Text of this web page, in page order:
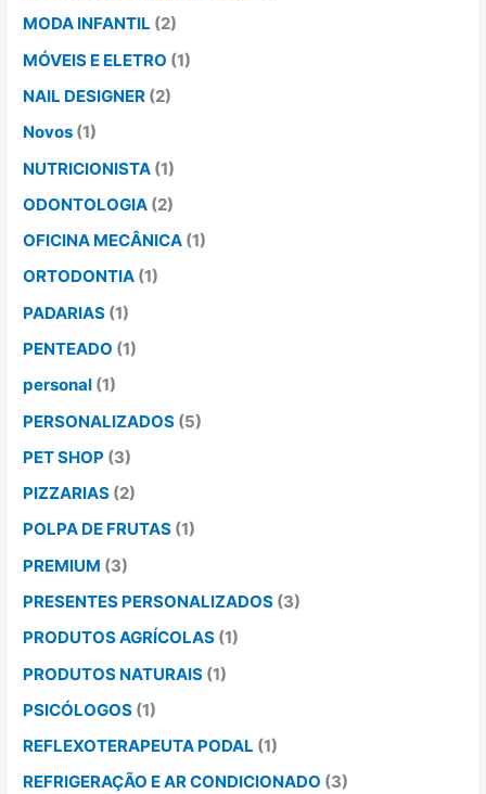
MODA INFANTIL (2)
MÓVEIS E ELETRO (1)
NAIL DESIGNER (2)
Novos (1)
NUTRICIONISTA (1)
ODONTOLOGIA (2)
OFICINA MECÂNICA (1)
ORTODONTIA (1)
PADARIAS (1)
PENTEADO (1)
personal (1)
PERSONALIZADOS (5)
PET SHOP (3)
PIZZARIAS (2)
POLPA DE FRUTAS (1)
PREMIUM (3)
PRESENTES PERSONALIZADOS (3)
PRODUTOS AGRÍCOLAS (1)
PRODUTOS NATURAIS (1)
PSICÓLOGOS (1)
REFLEXOTERAPEUTA PODAL (1)
REFRIGERAÇÃO E AR CONDICIONADO (3)